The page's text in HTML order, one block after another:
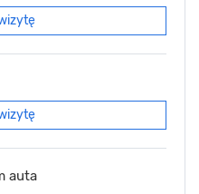
auta